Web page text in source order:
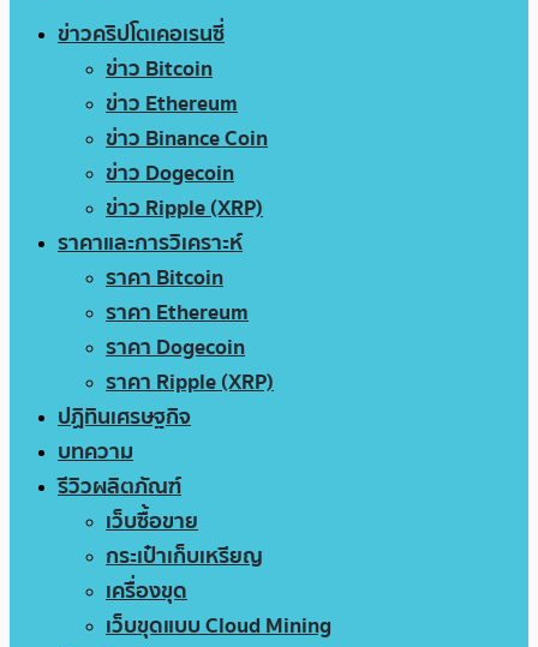
ข่าวคริปโตเคอเรนซี่
ข่าว Bitcoin
ข่าว Ethereum
ข่าว Binance Coin
ข่าว Dogecoin
ข่าว Ripple (XRP)
ราคาและการวิเคราะห์
ราคา Bitcoin
ราคา Ethereum
ราคา Dogecoin
ราคา Ripple (XRP)
ปฏิทินเศรษฐกิจ
บทความ
รีวิวผลิตภัณฑ์
เว็บซื้อขาย
กระเป๋าเก็บเหรียญ
เครื่องขุด
เว็บขุดแบบ Cloud Mining